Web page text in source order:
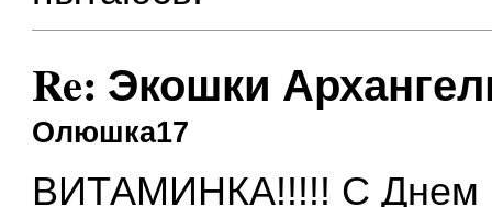
Re: Экошки
Олюшка17
ВИТАМИНКА!!!!! С Днем